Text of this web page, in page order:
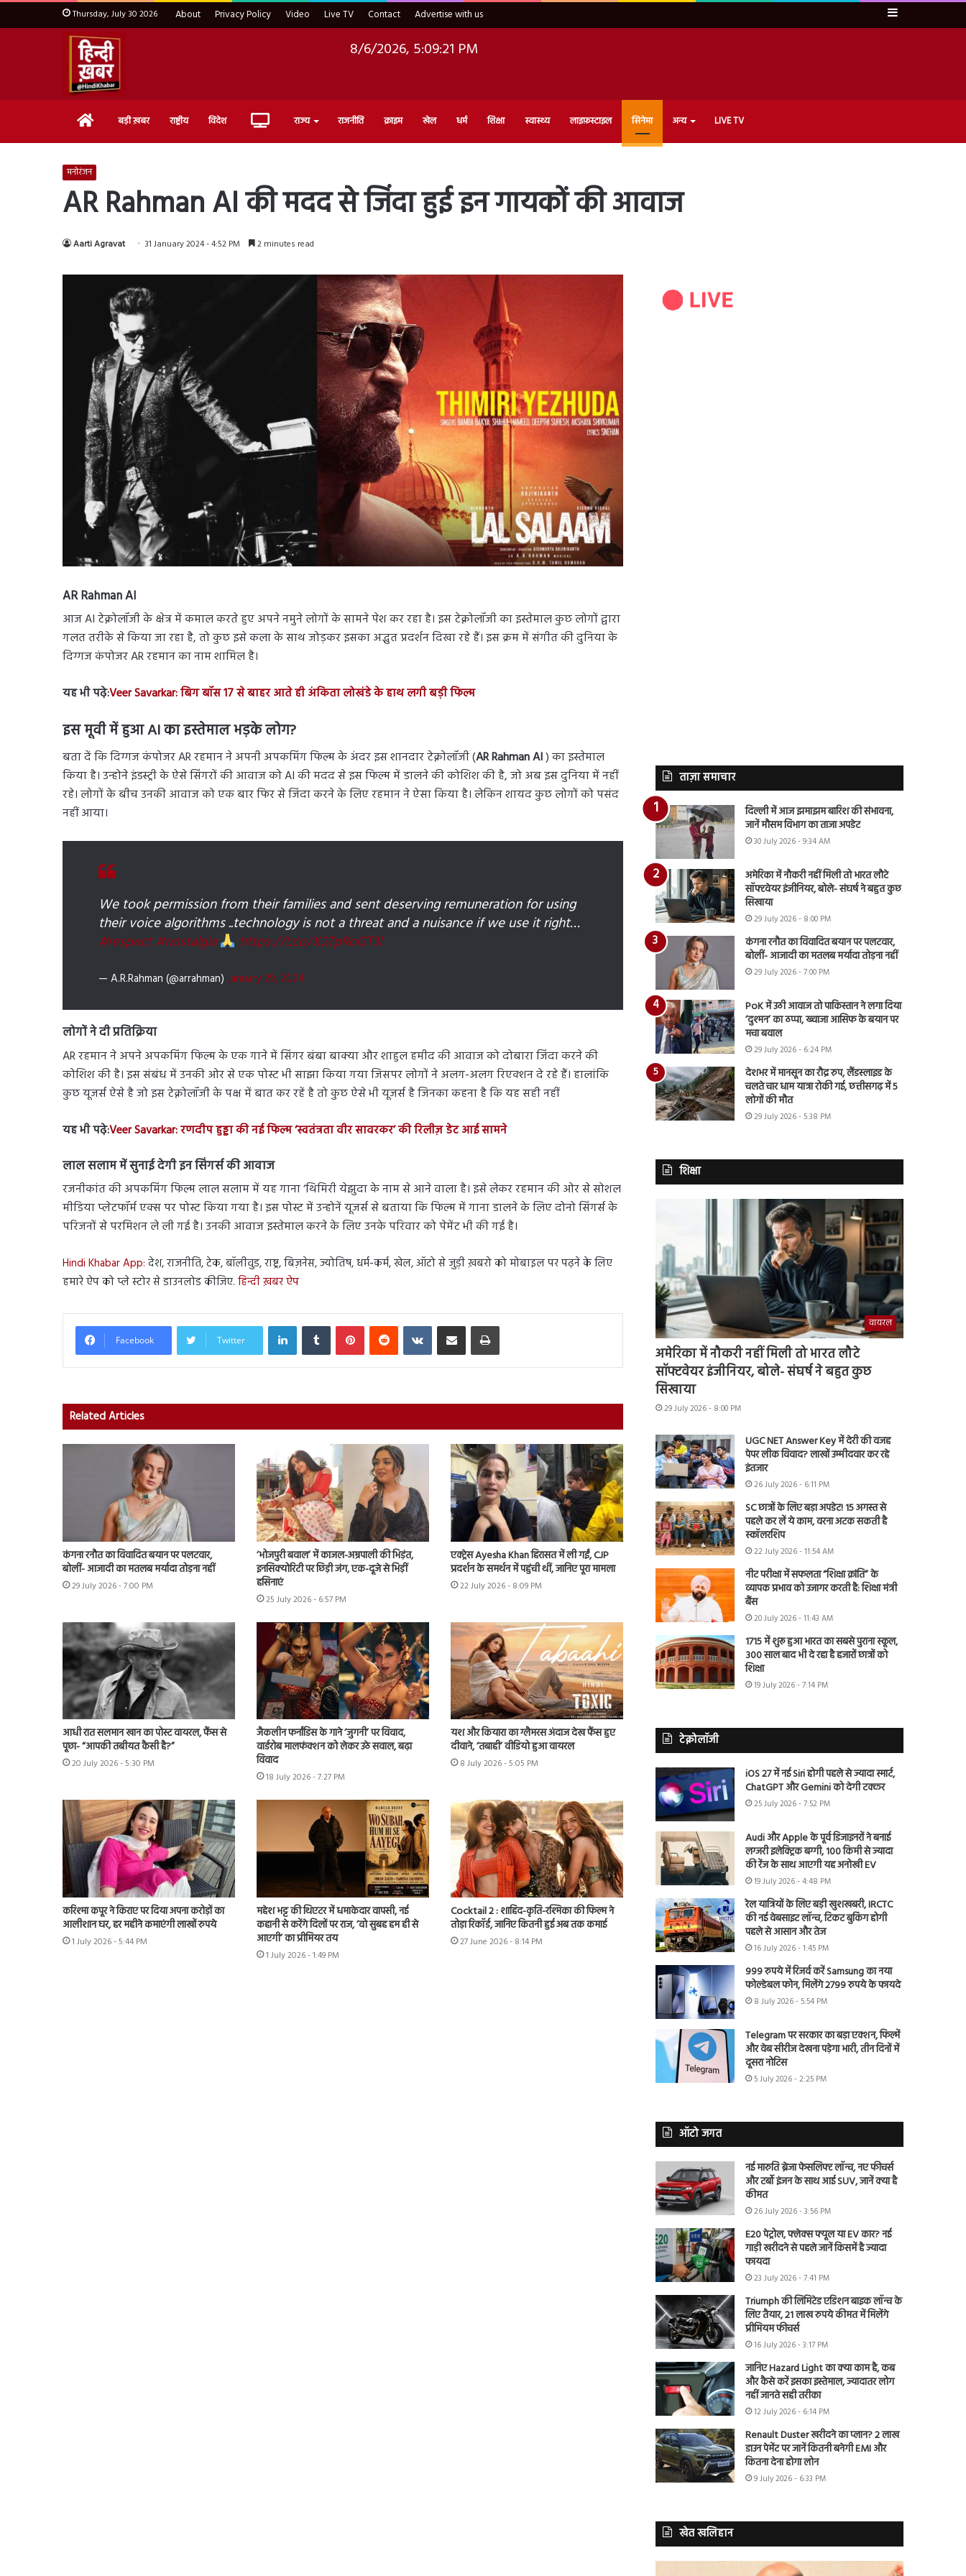
Thursday, July 30 2026 About Privacy Policy Video Live TV Contact Advertise with us Sidebar
8/6/2026, 5:09:22 PM
Home बड़ी ख़बर राष्ट्रीय विदेश Live राज्य राजनीति क्राइम खेल धर्म शिक्षा स्वास्थ्य लाइफ़स्टाइल सिनेमा अन्य LIVE TV
मनोरंजन
AR Rahman AI की मदद से जिंदा हुई इन गायकों की आवाज
Aarti Agravat 31 January 2024 - 4:52 PM 2 minutes read
AR Rahman AI
आज AI टेक्नोलॉजी के क्षेत्र में कमाल करते हुए अपने नमुने लोगों के सामने पेश कर रहा है। इस टेक्नोलॉजी का इस्तेमाल कुछ लोगों द्वारा
गलत तरीके से किया जा रहा है, तो कुछ इसे कला के साथ जोड़कर इसका अद्भुत प्रदर्शन दिखा रहे हैं। इस क्रम में संगीत की दुनिया के
दिग्गज कंपोजर AR रहमान का नाम शामिल है।
यह भी पढ़े:Veer Savarkar: बिग बॉस 17 से बाहर आते ही अंकिता लोखंडे के हाथ लगी बड़ी फिल्म
इस मूवी में हुआ AI का इस्तेमाल भड़के लोग?
बता दें कि दिग्गज कंपोजर AR रहमान ने अपनी अपकमिंग फिल्म के अंदर इस शानदार टेक्नोलॉजी (AR Rahman AI) का इस्तेमाल
किया है। उन्होने इंडस्ट्री के ऐसे सिंगरों की आवाज को AI की मदद से इस फिल्म में डालने की कोशिश की है, जो अब इस दुनिया में नहीं
रहे। लोगों के बीच उनकी आवाज को एक बार फिर से जिंदा करने के लिए रहमान ने ऐसा किया है। लेकिन शायद कुछ लोगों को पसंद
नहीं आया।
We took permission from their families and sent deserving remuneration for using
their voice algorithms ..technology is not a threat and a nuisance if we use it right…
#respect #nostalgia https://t.co/X2TpRoGT3l
— A.R.Rahman (@arrahman) January 29, 2024
लोगों ने दी प्रतिक्रिया
AR रहमान ने अपने अपकमिंग फिल्म के एक गाने में सिंगर बंबा बाक्या और शाहुल हमीद की आवाज को दोबारा जिंदा करने की
कोशिश की है। इस संबंध में उनकी ओर से एक पोस्ट भी साझा किया गया जिसपर लोगों ने अलग-अलग रिएक्शन दे रहे हैं। हालांकि
कुछ यूजर्स ऐसे है जो इस टेक्नोलॉजी के पक्ष में बात कर रहें है तो कुछ ऐसे भी यूजर्स है जिनका कहना है कि यह सही नहीं
यह भी पढ़े:Veer Savarkar: रणदीप हुड्डा की नई फिल्म ‘स्वतंत्रता वीर सावरकर’ की रिलीज़ डेट आई सामने
लाल सलाम में सुनाई देगी इन सिंगर्स की आवाज
रजनीकांत की अपकमिंग फिल्म लाल सलाम में यह गाना ‘थिमिरी येझुदा के नाम से आने वाला है। इसे लेकर रहमान की ओर से सोशल
मीडिया प्लेटफॉर्म एक्स पर पोस्ट किया गया है। इस पोस्ट में उन्होनें यूजर्स से बताया कि फिल्म में गाना डालने के लिए दोनो सिंगर्स के
परिजनों से परमिशन ले ली गई है। उनकी आवाज इस्तेमाल करने के लिए उनके परिवार को पेमेंट भी की गई है।
Hindi Khabar App: देश, राजनीति, टेक, बॉलीवुड, राष्ट्र, बिज़नेस, ज्योतिष, धर्म-कर्म, खेल, ऑटो से जुड़ी ख़बरो को मोबाइल पर पढ़ने के लिए
हमारे ऐप को प्ले स्टोर से डाउनलोड कीजिए. हिन्दी ख़बर ऐप
Facebook Twitter
LinkedInTumblr PinterestReddit VKontakteShare via Email Print
Related Articles
कंगना रनौत का विवादित बयान पर पलटवार,
बोलीं- आजादी का मतलब मर्यादा तोड़ना नहीं
29 July 2026 - 7:00 PM
‘भोजपुरी बवाल’ में काजल-अम्रपाली की भिड़ंत,
इनसिक्योरिटी पर छिड़ी जंग, एक-दूजे से भिड़ीं
हसिनाएं
25 July 2026 - 6:57 PM
एक्ट्रेस Ayesha Khan हिरासत में ली गईं, CJP
प्रदर्शन के समर्थन में पहुंची थीं, जानिए पूरा मामला
22 July 2026 - 8:09 PM
आधी रात सलमान खान का पोस्ट वायरल, फैंस से
पूछा- “आपकी तबीयत कैसी है?”
20 July 2026 - 5:30 PM
जैकलीन फर्नांडिस के गाने ‘जुगनी’ पर विवाद,
वार्डरोब मालफंक्शन को लेकर उठे सवाल, बढ़ा
विवाद
18 July 2026 - 7:27 PM
यश और कियारा का ग्लैमरस अंदाज देख फैंस हुए
दीवाने, ‘तबाही’ वीडियो हुआ वायरल
8 July 2026 - 5:05 PM
करिश्मा कपूर ने किराए पर दिया अपना करोड़ों का
आलीशान घर, हर महीने कमाएंगी लाखों रुपये
1 July 2026 - 5:44 PM
महेश भट्ट की थिएटर में धमाकेदार वापसी, नई
कहानी से करेंगे दिलों पर राज, ‘वो सुबह हम ही से
आएगी’ का प्रीमियर तय
1 July 2026 - 1:49 PM
Cocktail 2 : शाहिद-कृति-रश्मिका की फिल्म ने
तोड़ा रिकॉर्ड, जानिए कितनी हुई अब तक कमाई
27 June 2026 - 8:14 PM
ताज़ा समाचार
दिल्ली में आज झमाझम बारिश की संभावना,
जानें मौसम विभाग का ताजा अपडेट
30 July 2026 - 9:34 AM
अमेरिका में नौकरी नहीं मिली तो भारत लौटे
सॉफ्टवेयर इंजीनियर, बोले- संघर्ष ने बहुत कुछ
सिखाया
29 July 2026 - 8:00 PM
कंगना रनौत का विवादित बयान पर पलटवार,
बोलीं- आजादी का मतलब मर्यादा तोड़ना नहीं
29 July 2026 - 7:00 PM
PoK में उठी आवाज तो पाकिस्तान ने लगा दिया
‘दुश्मन’ का ठप्पा, ख्वाजा आसिफ के बयान पर
मचा बवाल
29 July 2026 - 6:24 PM
देशभर में मानसून का रौद्र रुप, लैंडस्लाइड के
चलते चार धाम यात्रा रोकी गई, छत्तीसगढ़ में 5
लोगों की मौत
29 July 2026 - 5:38 PM
शिक्षा
वायरल
अमेरिका में नौकरी नहीं मिली तो भारत लौटे
सॉफ्टवेयर इंजीनियर, बोले- संघर्ष ने बहुत कुछ
सिखाया
29 July 2026 - 8:00 PM
UGC NET Answer Key में देरी की वजह
पेपर लीक विवाद? लाखों उम्मीदवार कर रहे
इंतजार
26 July 2026 - 6:11 PM
SC छात्रों के लिए बड़ा अपडेट! 15 अगस्त से
पहले कर लें ये काम, वरना अटक सकती है
स्कॉलरशिप
22 July 2026 - 11:54 AM
नीट परीक्षा में सफलता “शिक्षा क्रांति” के
व्यापक प्रभाव को उजागर करती है: शिक्षा मंत्री
बैंस
20 July 2026 - 11:43 AM
1715 में शुरू हुआ भारत का सबसे पुराना स्कूल,
300 साल बाद भी दे रहा है हजारों छात्रों को
शिक्षा
19 July 2026 - 7:14 PM
टेक्नोलॉजी
iOS 27 में नई Siri होगी पहले से ज्यादा स्मार्ट,
ChatGPT और Gemini को देगी टक्कर
25 July 2026 - 7:52 PM
Audi और Apple के पूर्व डिजाइनरों ने बनाई
लग्जरी इलेक्ट्रिक बग्गी, 100 किमी से ज्यादा
की रेंज के साथ आएगी यह अनोखी EV
19 July 2026 - 4:48 PM
रेल यात्रियों के लिए बड़ी खुशखबरी, IRCTC
की नई वेबसाइट लॉन्च, टिकट बुकिंग होगी
पहले से आसान और तेज
16 July 2026 - 1:45 PM
999 रुपये में रिजर्व करें Samsung का नया
फोल्डेबल फोन, मिलेंगे 2799 रुपये के फायदे
8 July 2026 - 5:54 PM
Telegram पर सरकार का बड़ा एक्शन, फिल्में
और वेब सीरीज देखना पड़ेगा भारी, तीन दिनों में
दूसरा नोटिस
5 July 2026 - 2:25 PM
ऑटो जगत
नई मारुति ब्रेजा फेसलिफ्ट लॉन्च, नए फीचर्स
और टर्बो इंजन के साथ आई SUV, जानें क्या है
कीमत
26 July 2026 - 3:56 PM
E20 पेट्रोल, फ्लेक्स फ्यूल या EV कार? नई
गाड़ी खरीदने से पहले जानें किसमें है ज्यादा
फायदा
23 July 2026 - 7:41 PM
Triumph की लिमिटेड एडिशन बाइक लॉन्च के
लिए तैयार, 21 लाख रुपये कीमत में मिलेंगे
प्रीमियम फीचर्स
16 July 2026 - 3:17 PM
जानिए Hazard Light का क्या काम है, कब
और कैसे करें इसका इस्तेमाल, ज्यादातर लोग
नहीं जानते सही तरीका
12 July 2026 - 6:14 PM
Renault Duster खरीदने का प्लान? 2 लाख
डाउन पेमेंट पर जानें कितनी बनेगी EMI और
कितना देना होगा लोन
9 July 2026 - 6:33 PM
खेत खलिहान